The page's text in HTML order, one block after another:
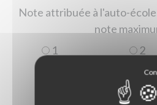
Note attribuée à l'auto-école
1
2
5